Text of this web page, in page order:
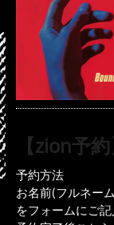
【zion予約
予約方法
お名前(フルネー
をフォームにご記